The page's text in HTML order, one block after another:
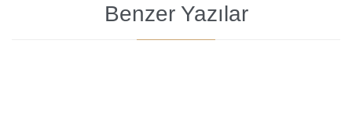
Benzer Yazılar